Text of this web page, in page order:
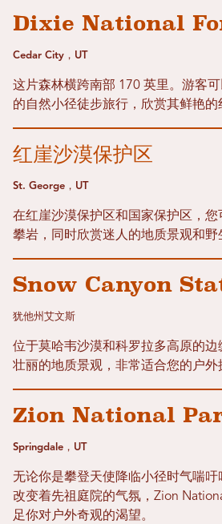
Dixie National
Cedar City，UT
这片森林横跨南部 170 英里。游客
的自然小径徒步旅行，欣赏其鲜艳的
红崖沙漠保护区
St. George，UT
在红崖沙漠保护区和国家保护区，您
攀岩，同时欣赏迷人的地质景观和野
Snow Canyon
犹他州艾文斯
位于莫哈韦沙漠和科罗拉多高原的边
壮丽的地质景观，非常适合您的户外
Zion National
Springdale，UT
无论你是攀登天使降临小径时气喘
改变着先祖庭院的气氛，Zion
足你对户外奇观的渴望。